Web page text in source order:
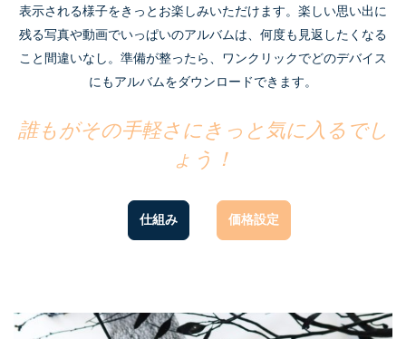
表示される様子をきっとお楽しみいただけます。楽しい思い出に
残る写真や動画でいっぱいのアルバムは、何度も見返したくなる
こと間違いなし。準備が整ったら、ワンクリックでどのデバイス
にもアルバムをダウンロードできます。
誰もがその手軽さにきっと気に入るでし
ょう！
仕組み 価格設定